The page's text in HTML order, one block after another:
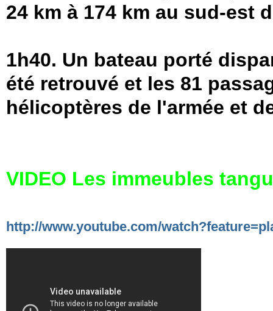
24 km à 174 km au sud-est
1h40. Un bateau porté
été retrouvé et les 81
hélicoptères de l'armée et
VIDEO Les immeubles
http://www.youtube.com/